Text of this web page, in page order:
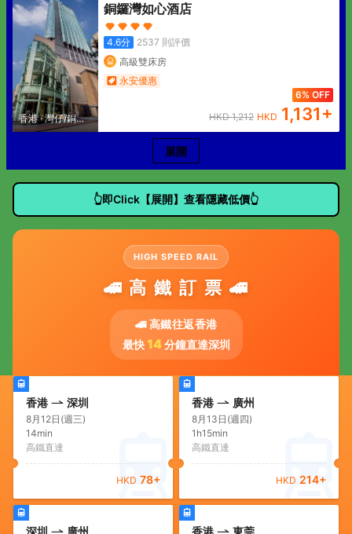
香港·灣仔/銅鑼
銅鑼灣如心酒店
4.6分 2537 則評價
高級雙床房
永安優惠
6% OFF
HKD1,212 HKD 1,131+
展開
👆即Click【展開】查看隱藏低價👆
HIGH SPEED RAIL
🚄 高 鐵 訂 票 🚄
🚄 高鐵往返香港
最快14分鐘直達深圳
香港 深圳
8月12日(週三)
14min
高鐵直達
HKD 78+
香港 廣州
8月13日(週四)
1h15min
高鐵直達
HKD 214+
深圳 廣州 香港 東莞